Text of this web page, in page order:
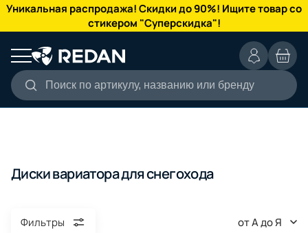
Уникальная распродажа! Скидки до 90%! Ищите товар со
стикером "Суперскидка"!
Поиск по артикулу, названию или бренду
КАТАЛОГ
Диски вариатора для снегохода
Фильтры от А до Я